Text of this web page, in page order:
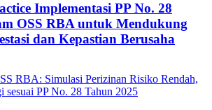
Implementasi PP No. 28
OSS RBA untuk Mendukung
dan Kepastian Berusaha